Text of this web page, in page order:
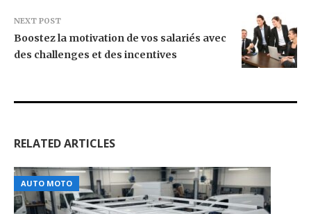
NEXT POST
Boostez la motivation de vos salariés avec
des challenges et des incentives
RELATED ARTICLES
AUTO MOTO